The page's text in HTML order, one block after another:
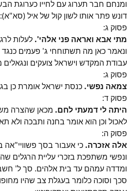
ומנחם חבר תערוג עם לחייו כערוגת
דונש פתר אותו לשון קול של איל (סא"א):
פסוק ג:
מתי אבא ואראה פני אלהי'. לעלות
ונאמר כאן מה תשתוחחי ג' פעמים
עבודת המקדש וישראל צועקים ונגאלים
פסוק ג:
צמאה נפשי. כנסת ישראל אומרת כן
פסוק ד:
היתה לי דמעתי לחם. מכאן שהצרה
לאכול וכן הוא אומר בחנה ותבכה ולא
פסוק ה:
אלה אזכרה. כי אעבור בסך פשוויי"אה
ונפשי משתפכת בזכרי עליית הרגלים
ומדדה עמהם עד בית אלהים. סך ל'
סכך וסוכה כלומר בעגלת צב שהיו